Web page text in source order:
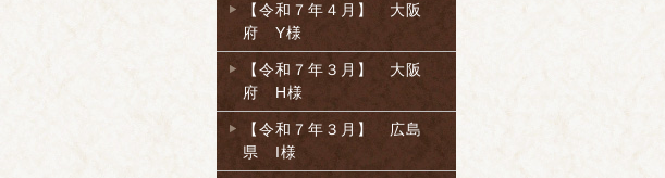
【令和７年４月】 大阪
府 Y様
【令和７年３月】 大阪
府 H様
【令和７年３月】 広島
県 I様